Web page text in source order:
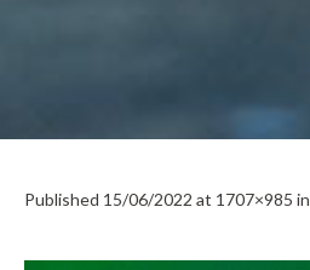
Published 15/06/2022 at 1707×985 in